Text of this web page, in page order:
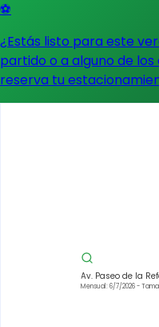
⚽
¿Estás listo para este
partido o a alguno de los
reserva tu
Av. Paseo de la
Cuauhtémoc,
Mensual: 6/7/2026-